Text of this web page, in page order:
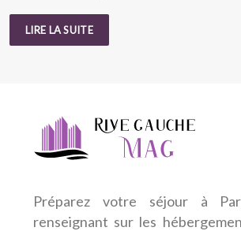
LIRE LA SUITE
Préparez votre séjour à
renseignant sur les